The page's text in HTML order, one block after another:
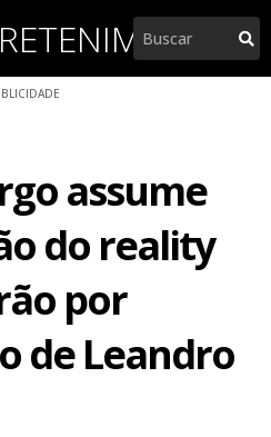
Pesquisar
assume
do reality
por
de Leandro